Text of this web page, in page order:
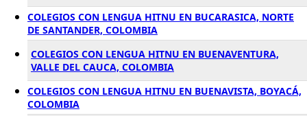
COLEGIOS CON LENGUA HITNU EN BUCARASICA, NORTE
DE SANTANDER, COLOMBIA
COLEGIOS CON LENGUA HITNU EN BUENAVENTURA,
VALLE DEL CAUCA, COLOMBIA
COLEGIOS CON LENGUA HITNU EN BUENAVISTA, BOYACÁ,
COLOMBIA